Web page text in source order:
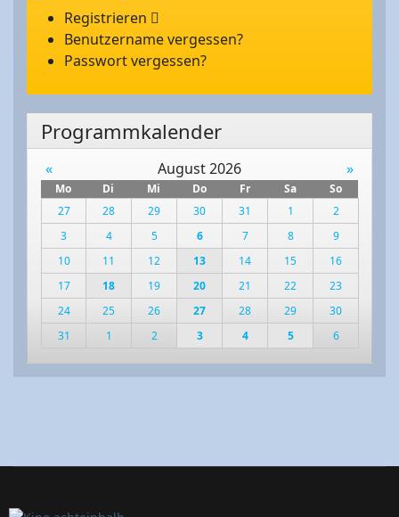
Registrieren
Benutzername vergessen?
Passwort vergessen?
Programmkalender
« August 2026 »
Mo Di Mi Do Fr Sa
So
27
28 29 30 31 1
2
3
4 5 6 7 8
9
10
11 12 13 14 15
16
17
18 19 20 21 22
23
24
25 26 27 28 29
30
31
1 2 3 4 5 6